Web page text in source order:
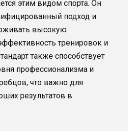
этим видом спорта. Он
подход и
высокую
тренировок и
также способствует
профессионализма и
что важно для
результатов в